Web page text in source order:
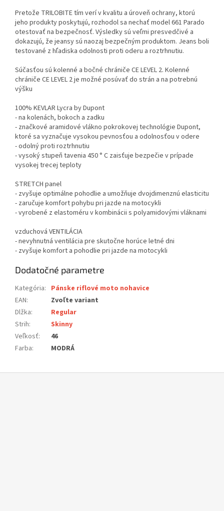
Pretože TRILOBITE tím verí v kvalitu a úroveň ochrany, ktorú
jeho produkty poskytujú, rozhodol sa nechať model 661 Parado
otestovať na bezpečnosť. Výsledky sú veľmi presvedčivé a
dokazujú, že jeansy sú naozaj bezpečným produktom. Jeans boli
testované z hľadiska odolnosti proti oderu a roztrhnutiu.
Súčasťou sú kolenné a bočné chrániče CE LEVEL 2. Kolenné
chrániče CE LEVEL 2 je možné posúvať do strán a na potrebnú
výšku
100% KEVLAR Lycra by Dupont
- na kolenách, bokoch a zadku
- značkové aramidové vlákno pokrokovej technológie Dupont,
ktoré sa vyznačuje vysokou pevnosťou a odolnosťou v odere
- odolný proti roztrhnutiu
- vysoký stupeň tavenia 450 ° C zaisťuje bezpečie v prípade
vysokej trecej teploty
STRETCH panel
- zvyšuje optimálne pohodlie a umožňuje dvojdimenznú elasticitu
- zaručuje komfort pohybu pri jazde na motocykli
- vyrobené z elastoméru v kombinácii s polyamidovými vláknami
vzduchová VENTILÁCIA
- nevyhnutná ventilácia pre skutočne horúce letné dni
- zvyšuje komfort a pohodlie pri jazde na motocykli
Dodatočné parametre
Kategória: Pánske riflové moto nohavice
EAN:
Zvoľte variant
Dlžka:
Regular
Strih:
Skinny
Veľkosť:
46
Farba: MODRÁ